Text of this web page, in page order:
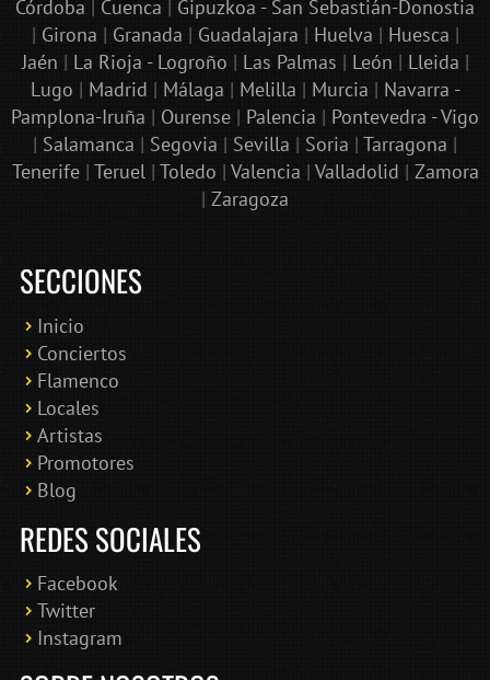
Córdoba | Cuenca | Gipuzkoa - San Sebastián-Donostia
| Girona | Granada | Guadalajara | Huelva | Huesca |
Jaén | La Rioja - Logroño | Las Palmas | León | Lleida |
Lugo | Madrid | Málaga | Melilla | Murcia | Navarra -
Pamplona-Iruña | Ourense | Palencia | Pontevedra - Vigo
| Salamanca | Segovia | Sevilla | Soria | Tarragona |
Tenerife| Teruel| Toledo | Valencia | Valladolid | Zamora
| Zaragoza
SECCIONES
Inicio
Conciertos
Flamenco
Locales
Artistas
Promotores
Blog
REDES SOCIALES
Facebook
Twitter
Instagram